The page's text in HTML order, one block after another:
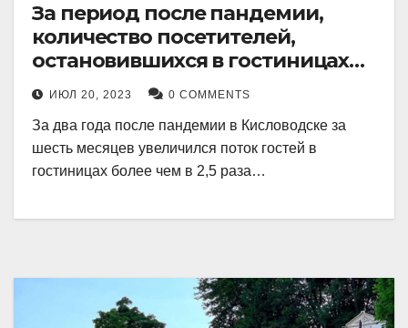
За период после пандемии,
количество посетителей,
остановившихся в гостиницах
Кисловодска, выросло в 2,5 раза.
ИЮЛ 20, 2023 0 COMMENTS
За два года после пандемии в Кисловодске за
шесть месяцев увеличился поток гостей в
гостиницах более чем в 2,5 раза…